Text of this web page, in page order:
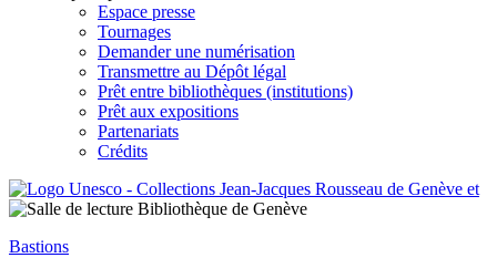
Espace presse
Tournages
Demander une numérisation
Transmettre au Dépôt légal
Prêt entre bibliothèques (institutions)
Prêt aux expositions
Partenariats
Crédits
Bastions